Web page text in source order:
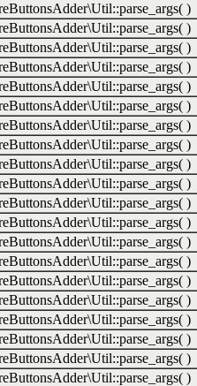
)
)
)
)
)
)
)
)
)
)
)
)
)
)
)
)
)
)
)
)